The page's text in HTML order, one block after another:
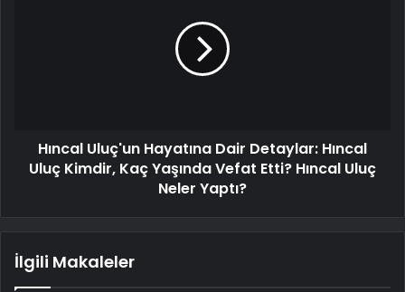
Hıncal Uluç'un Hayatına Dair Detaylar: Hıncal
Uluç Kimdir, Kaç Yaşında Vefat Etti? Hıncal Uluç
Neler Yaptı?
İlgili Makaleler